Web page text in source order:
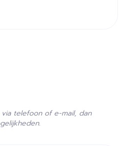
telefoon of e-mail, dan